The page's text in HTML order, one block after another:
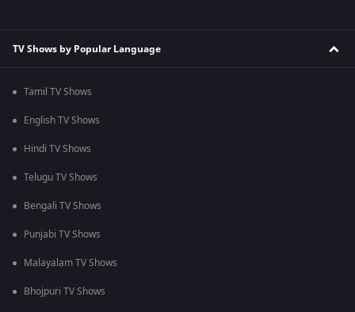
TV Shows by Popular Language
Tamil TV Shows
English TV Shows
Hindi TV Shows
Telugu TV Shows
Bengali TV Shows
Punjabi TV Shows
Malayalam TV Shows
Bhojpuri TV Shows